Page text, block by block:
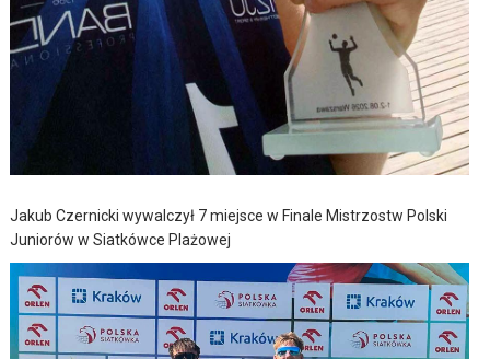
Jakub Czernicki wywalczył 7 miejsce w Finale Mistrzostw Polski
Juniorów w Siatkówce Plażowej